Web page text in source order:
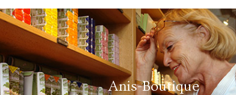
Anis-Boutique